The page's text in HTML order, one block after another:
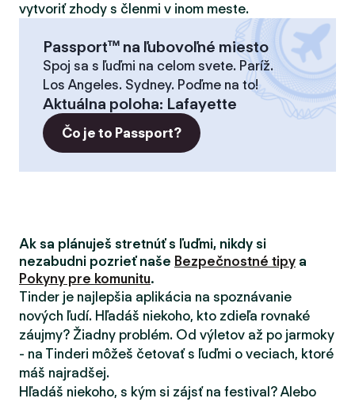
vytvoriť zhody s členmi v inom meste.
Passport™ na ľubovoľné miesto
Spoj sa s ľuďmi na celom svete. Paríž.
Los Angeles. Sydney. Poďme na to!
Aktuálna poloha: Lafayette
Čo je to Passport?
Ak sa plánuješ stretnúť s ľuďmi, nikdy si
nezabudni pozrieť naše Bezpečnostné tipy a
Pokyny pre komunitu.
Tinder je najlepšia aplikácia na spoznávanie
nových ľudí. Hľadáš niekoho, kto zdieľa rovnaké
záujmy? Žiadny problém. Od výletov až po jarmoky
- na Tinderi môžeš četovať s ľuďmi o veciach, ktoré
máš najradšej.
Hľadáš niekoho, s kým si zájsť na festival? Alebo